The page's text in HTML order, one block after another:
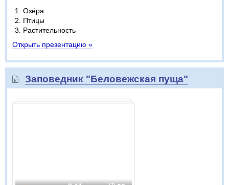
Озёра
Птицы
Растительность
Открыть презентацию »
Заповедник "Беловежская пуща"